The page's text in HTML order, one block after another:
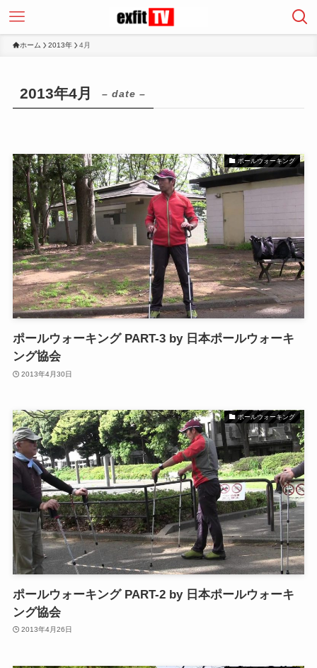
ホーム 2013年 4月
2013年4月 – date –
ポールウォーキング
ポールウォーキング PART-3 by 日本ポールウォーキ
ング協会
2013年4月30日
ポールウォーキング
ポールウォーキング PART-2 by 日本ポールウォーキ
ング協会
2013年4月26日